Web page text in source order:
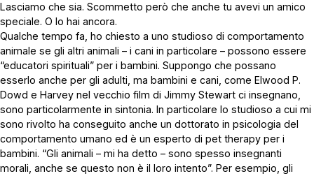
Lasciamo che sia. Scommetto però che anche tu avevi un amico
speciale. O lo hai ancora.
Qualche tempo fa, ho chiesto a uno studioso di comportamento
animale se gli altri animali – i cani in particolare – possono essere
“educatori spirituali” per i bambini. Suppongo che possano
esserlo anche per gli adulti, ma bambini e cani, come Elwood P.
Dowd e Harvey nel vecchio film di Jimmy Stewart ci insegnano,
sono particolarmente in sintonia. In particolare lo studioso a cui mi
sono rivolto ha conseguito anche un dottorato in psicologia del
comportamento umano ed è un esperto di pet therapy per i
bambini. “Gli animali – mi ha detto – sono spesso insegnanti
morali, anche se questo non è il loro intento”. Per esempio, gli